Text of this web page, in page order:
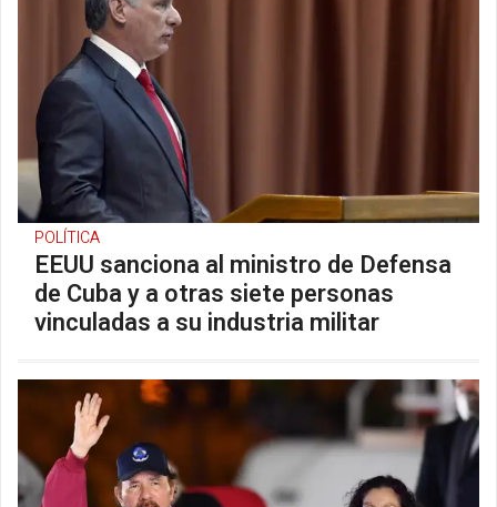
POLÍTICA
EEUU sanciona al ministro de Defensa
de Cuba y a otras siete personas
vinculadas a su industria militar